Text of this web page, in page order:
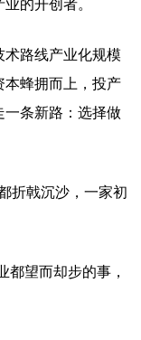
的开创者。
路线产业化规模
本蜂拥而上，投产
一条新路：选择做
折戟沉沙，一家初
望而却步的事，